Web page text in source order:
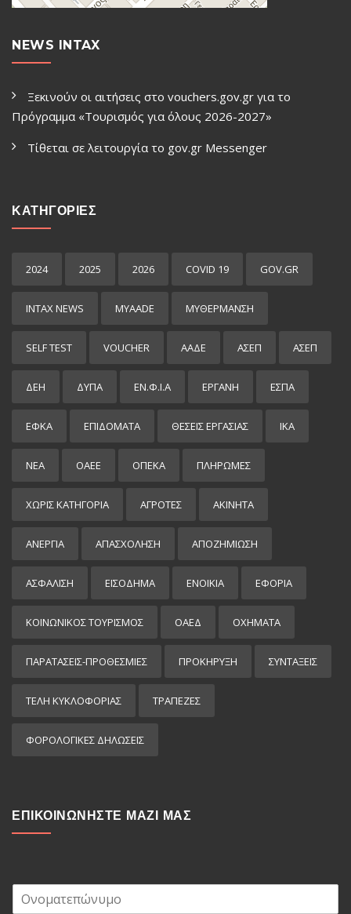
NEWS INTAX
Ξεκινούν οι αιτήσεις στο vouchers.gov.gr για το
Πρόγραμμα «Τουρισμός για όλους 2026-2027»
Τίθεται σε λειτουργία το gov.gr Μessenger
ΚΑΤΗΓΟΡΙΕΣ
2024 2025 2026 COVID 19 GOV.GR
INTAX NEWS MYAADE MYΘΈΡΜΑΝΣΗ
SELF TEST VOUCHER ΑΑΔΕ ΑΣΕΠ ΑΣΕΠ
ΔΕΗ ΔΥΠΑ ΕΝ.Φ.Ι.Α ΕΡΓΑΝΗ ΕΣΠΑ
ΕΦΚΑ ΕΠΙΔΌΜΑΤΑ ΘΕΣΕΙΣ ΕΡΓΑΣΙΑΣ ΙΚΑ
ΝΕΑ ΟΑΕΕ ΟΠΕΚΑ ΠΛΗΡΩΜΕΣ
ΧΩΡΊΣ ΚΑΤΗΓΟΡΊΑ ΑΓΡΟΤΕΣ ΑΚΙΝΗΤΑ
ΑΝΕΡΓΙΑ ΑΠΑΣΧΟΛΗΣΗ ΑΠΟΖΗΜΙΩΣΗ
ΑΣΦΑΛΙΣΗ ΕΙΣΌΔΗΜΑ ΕΝΟΙΚΙΑ ΕΦΟΡΙΑ
ΚΟΙΝΩΝΙΚΟΣ ΤΟΥΡΙΣΜΟΣ ΟΑΕΔ ΟΧΗΜΑΤΑ
ΠΑΡΑΤΑΣΕΙΣ-ΠΡΟΘΕΣΜΙΕΣ ΠΡΟΚΉΡΥΞΗ ΣΥΝΤΑΞΕΙΣ
ΤΕΛΗ ΚΥΚΛΟΦΟΡΙΑΣ ΤΡΑΠΕΖΕΣ
ΦΟΡΟΛΟΓΙΚΕΣ ΔΗΛΩΣΕΙΣ
ΕΠΙΚΟΙΝΩΝΗΣΤΕ ΜΑΖΙ ΜΑΣ